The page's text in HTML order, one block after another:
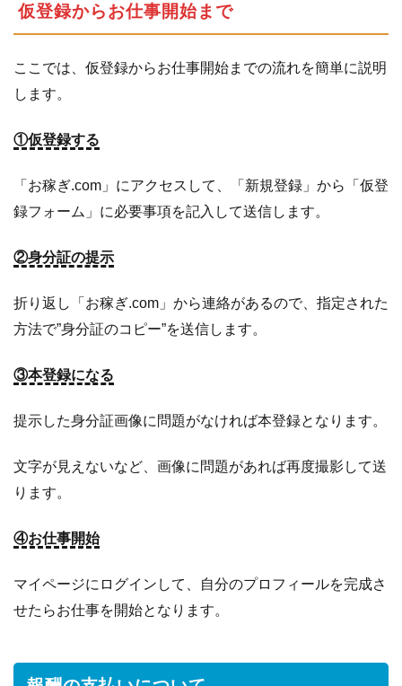
仮登録からお仕事開始まで
ここでは、仮登録からお仕事開始までの流れを簡単に説明
します。
①仮登録する
「お稼ぎ.com」にアクセスして、「新規登録」から「仮登
録フォーム」に必要事項を記入して送信します。
②身分証の提示
折り返し「お稼ぎ.com」から連絡があるので、指定された
方法で”身分証のコピー”を送信します。
③本登録になる
提示した身分証画像に問題がなければ本登録となります。
文字が見えないなど、画像に問題があれば再度撮影して送
ります。
④お仕事開始
マイページにログインして、自分のプロフィールを完成さ
せたらお仕事を開始となります。